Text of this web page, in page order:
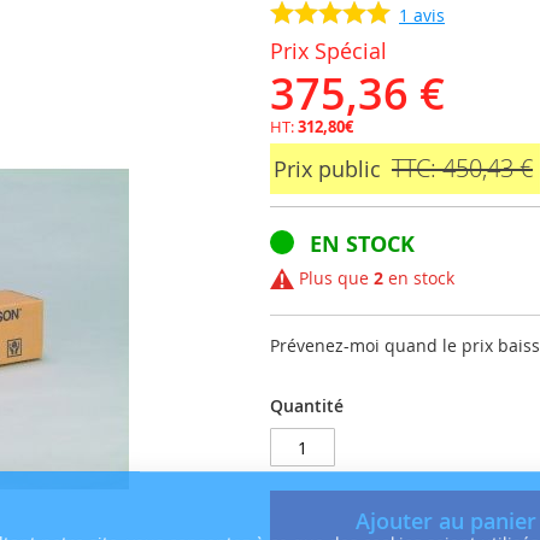
1 avis
Prix Spécial
375,36 €
HT:312,80€
Prix public TTC: 450,43 €
EN STOCK
Plus que 2 en stock
Prévenez-moi quand le prix
Quantité
Ajouter au panier